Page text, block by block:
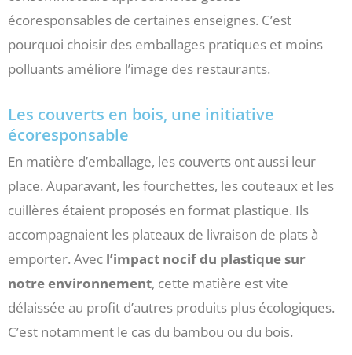
écoresponsables de certaines enseignes. C’est
pourquoi choisir des emballages pratiques et moins
polluants améliore l’image des restaurants.
Les couverts en bois, une initiative
écoresponsable
En matière d’emballage, les couverts ont aussi leur
place. Auparavant, les fourchettes, les couteaux et les
cuillères étaient proposés en format plastique. Ils
accompagnaient les plateaux de livraison de plats à
emporter. Avec l’impact nocif du plastique sur
notre environnement, cette matière est vite
délaissée au profit d’autres produits plus écologiques.
C’est notamment le cas du bambou ou du bois.